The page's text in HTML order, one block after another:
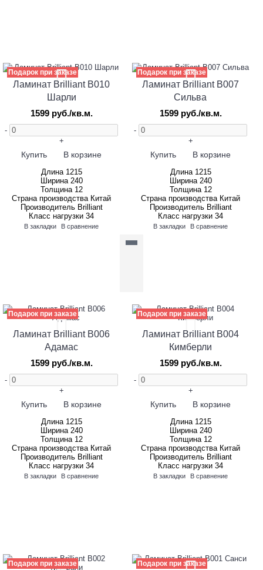
Подарок при заказе
Ламинат Brilliant B010
Шарли
1599 руб./кв.м.
-
+
Купить В корзине
Длина 1215
Ширина 240
Толщина 12
Страна производства Китай
Производитель Brilliant
Класс нагрузки 34
В закладки В сравнение
Подарок при заказе
Ламинат Brilliant B007
Сильва
1599 руб./кв.м.
-
+
Купить В корзине
Длина 1215
Ширина 240
Толщина 12
Страна производства Китай
Производитель Brilliant
Класс нагрузки 34
В закладки В сравнение
Подарок при заказе
Ламинат Brilliant B006
Адамас
1599 руб./кв.м.
-
+
Купить В корзине
Длина 1215
Ширина 240
Толщина 12
Страна производства Китай
Производитель Brilliant
Класс нагрузки 34
В закладки В сравнение
Подарок при заказе
Ламинат Brilliant B004
Кимберли
1599 руб./кв.м.
-
+
Купить В корзине
Длина 1215
Ширина 240
Толщина 12
Страна производства Китай
Производитель Brilliant
Класс нагрузки 34
В закладки В сравнение
Подарок при заказе Подарок при заказе